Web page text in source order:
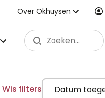
Over Okhuysen
Wis filters